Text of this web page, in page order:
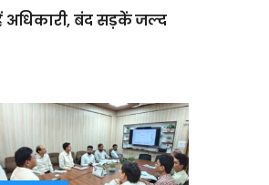
अधिकारी, बंद सड़कें जल्द